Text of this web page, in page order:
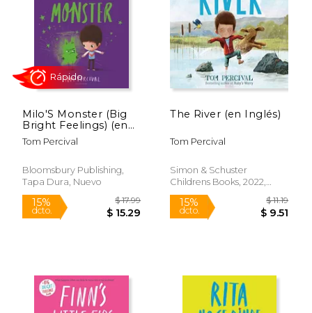
15%
dcto.
15%
dcto.
Milo'S Monster (Big
Bright Feelings) (en
Inglés)
Tom Percival
Bloomsbury Publishing,
Tapa Dura, Nuevo
The River (en Inglés)
Tom Percival
Simon & Schuster
Childrens Books, 2022,
Tapa Blanda, Nuevo